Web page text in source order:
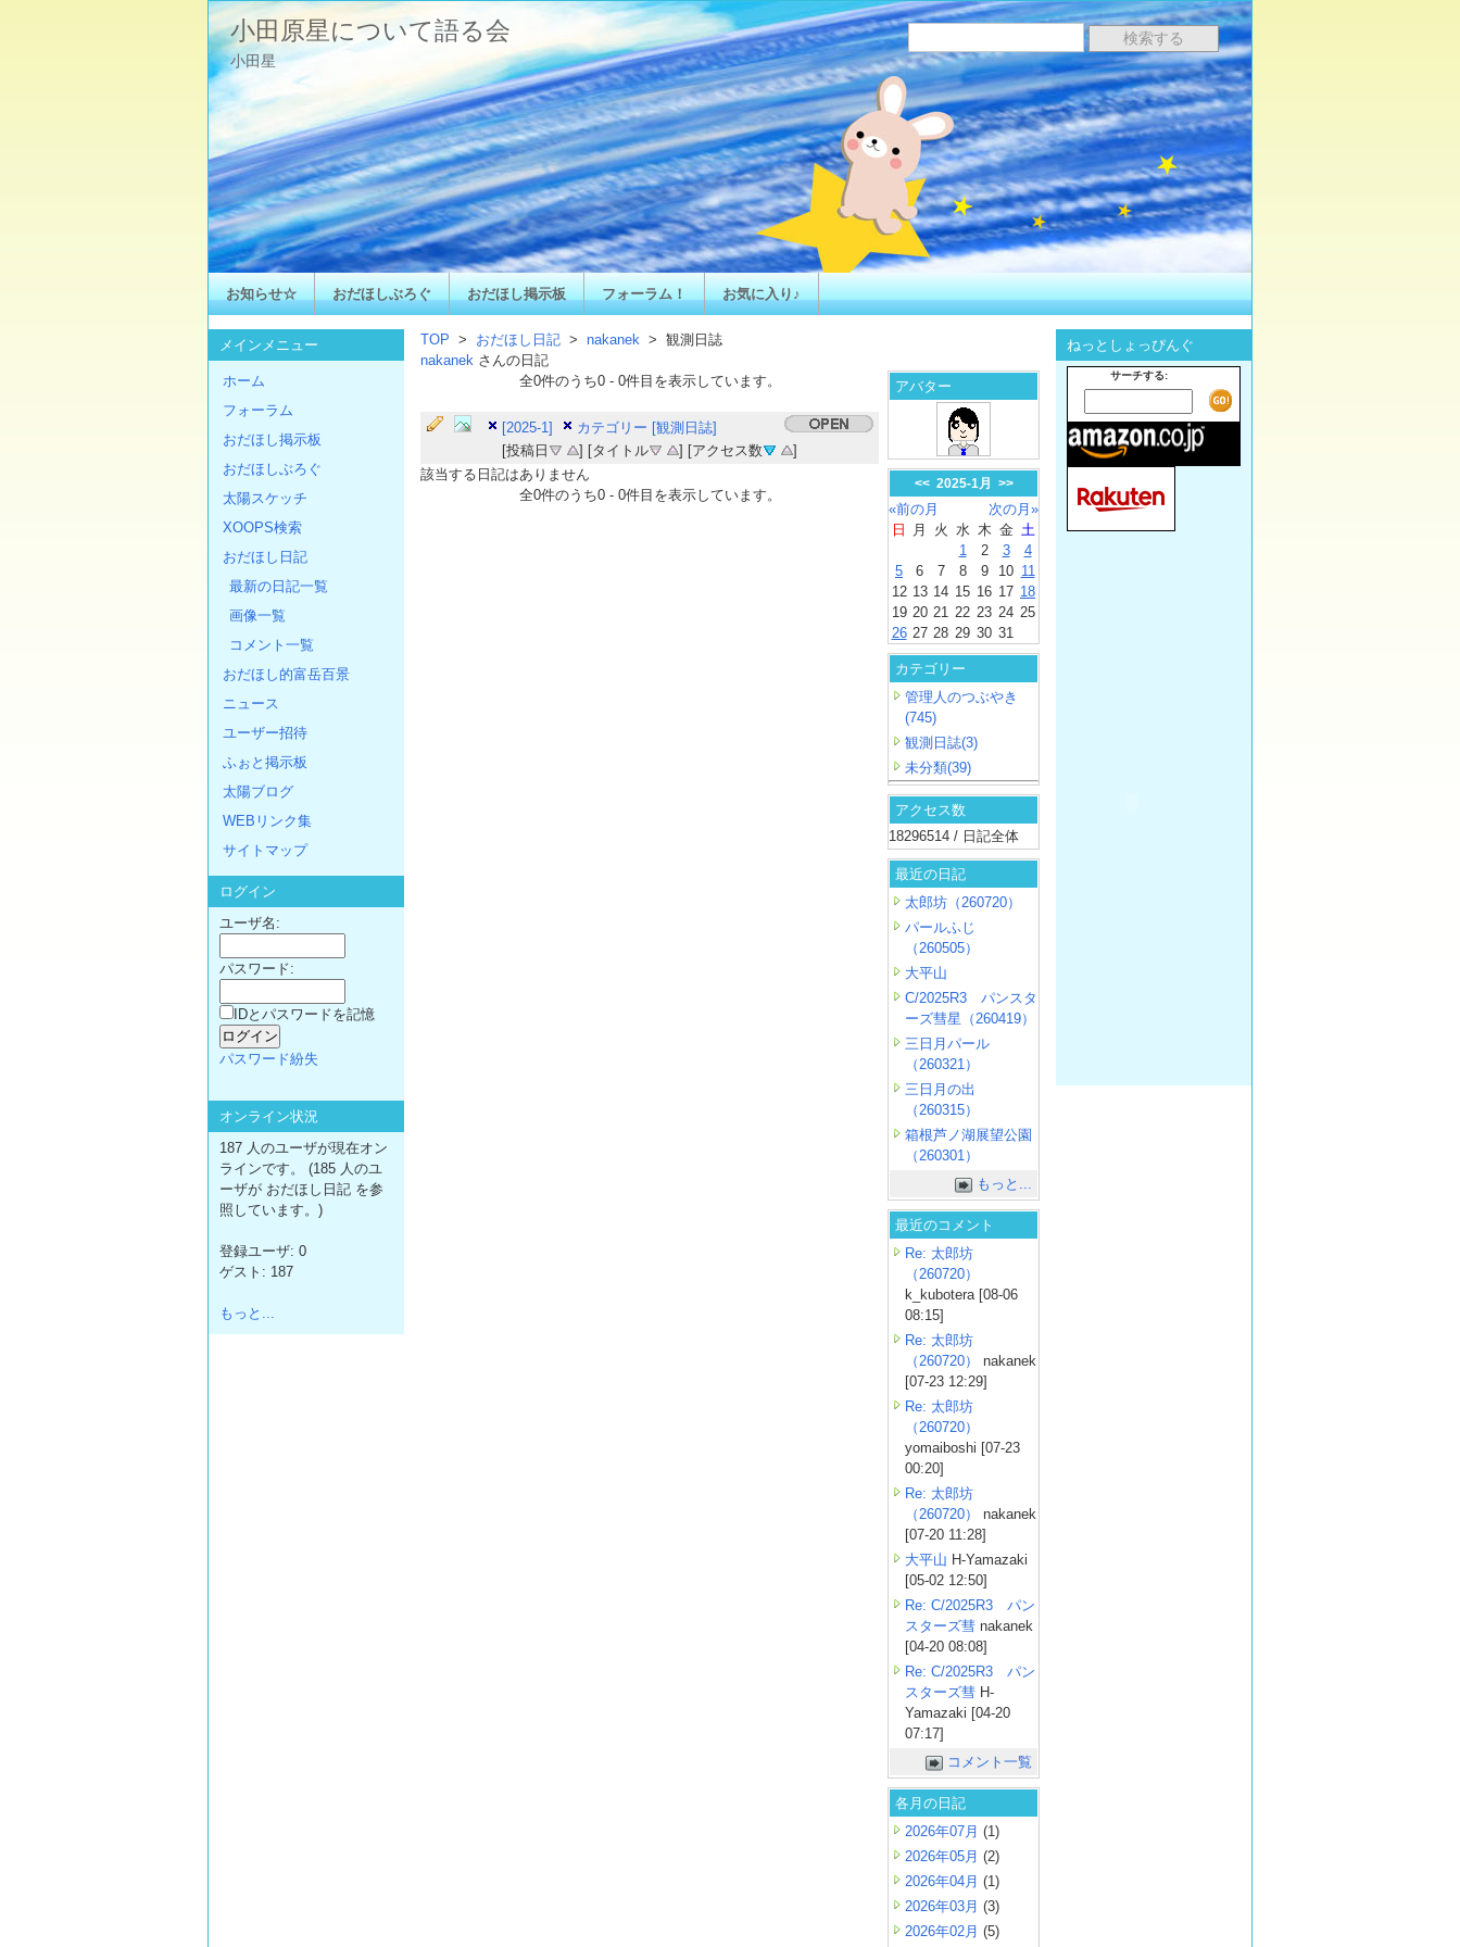
小田原星について語る会
小田星
お知らせ☆ おだほしぶろぐ おだほし掲示板 フォーラム！ お気に入り♪
TOP > おだほし日記 > nakanek > 観測日誌
nakanek さんの日記
全0件のうち0- 0件目を表示しています。
[2025-1]
カテゴリー [観測日誌]
[投稿日
] [タイトル ] [アクセス数
]
該当する日記はありません
全0件のうち0- 0件目を表示しています。
アバター
<< 2025-1月 >>
«前の月
次の月»
日
月 火 水 木 金 土
1
2 3
4
5
6 7 8 9 10 11
12 13 14 15 16 17 18
19 20 21 22 23 24 25
26 27 28 29 30 31
カテゴリー
管理人のつぶやき
(745)
観測日誌(3)
未分類(39)
アクセス数
18296514 / 日記全体
最近の日記
太郎坊（260720）
パールふじ
（260505）
大平山
C/2025R3 パンスタ
ーズ彗星（260419）
三日月パール
（260321）
三日月の出
（260315）
箱根芦ノ湖展望公園
（260301）
もっと...
最近のコメント
Re: 太郎坊
（260720）
k_kubotera [08-06
08:15]
Re: 太郎坊
（260720）
nakanek
[07-23 12:29]
Re: 太郎坊
（260720）
yomaiboshi [07-23
00:20]
Re: 太郎坊
（260720）
nakanek
[07-20 11:28]
大平山 H-Yamazaki
[05-02 12:50]
Re: C/2025R3 パン
スターズ彗 nakanek
[04-20 08:08]
Re: C/2025R3 パン
スターズ彗 H-
Yamazaki [04-20
07:17]
コメント一覧
各月の日記
2026年07月 (1)
2026年05月 (2)
2026年04月 (1)
2026年03月 (3)
2026年02月 (5)
メインメニュー
ホーム
フォーラム
おだほし掲示板
おだほしぶろぐ
太陽スケッチ
XOOPS検索
おだほし日記
最新の日記一覧
画像一覧
コメント一覧
おだほし的富岳百景
ニュース
ユーザー招待
ふぉと掲示板
太陽ブログ
WEBリンク集
サイトマップ
ログイン
ユーザ名:
パスワード:
IDとパスワードを記憶
パスワード紛失
オンライン状況
187 人のユーザが現在オン
ラインです。 (185 人のユ
ーザが おだほし日記 を参
照しています。)
登録ユーザ: 0
ゲスト: 187
もっと...
ねっとしょっぴんぐ
サーチする: